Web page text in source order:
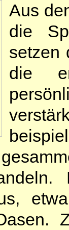
Aus
die
setzen
die